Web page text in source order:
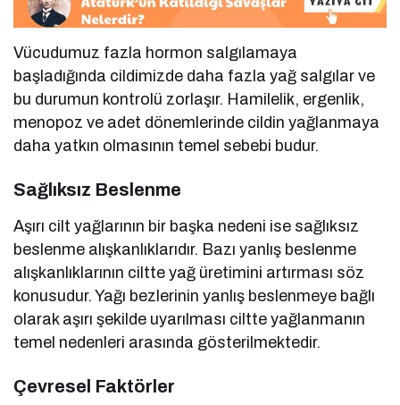
Vücudumuz fazla hormon salgılamaya
başladığında cildimizde daha fazla yağ salgılar ve
bu durumun kontrolü zorlaşır. Hamilelik, ergenlik,
menopoz ve adet dönemlerinde cildin yağlanmaya
daha yatkın olmasının temel sebebi budur.
Sağlıksız Beslenme
Aşırı cilt yağlarının bir başka nedeni ise sağlıksız
beslenme alışkanlıklarıdır. Bazı yanlış beslenme
alışkanlıklarının ciltte yağ üretimini artırması söz
konusudur. Yağı bezlerinin yanlış beslenmeye bağlı
olarak aşırı şekilde uyarılması ciltte yağlanmanın
temel nedenleri arasında gösterilmektedir.
Çevresel Faktörler